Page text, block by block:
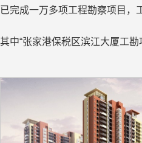
已完成一万多项工程勘察项目，
其中“张家港保税区滨江大厦工